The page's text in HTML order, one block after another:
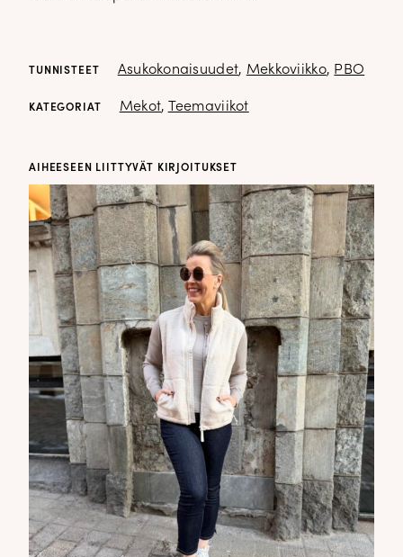
TUNNISTEET Asukokonaisuudet, Mekkoviikko, PBO
KATEGORIAT Mekot, Teemaviikot
AIHEESEEN LIITTYVÄT KIRJOITUKSET